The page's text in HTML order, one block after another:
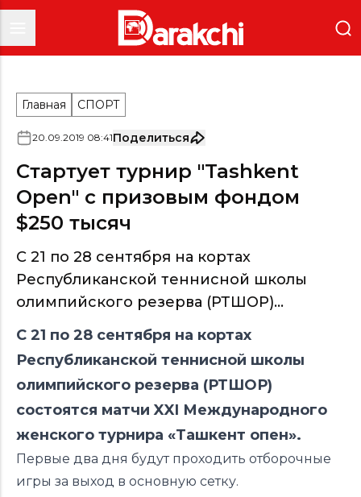
Главная СПОРТ
20.09.2019 08:41Поделиться
Стартует турнир "Tashkent
Open" с призовым фондом
$250 тысяч
С 21 по 28 сентября на кортах
Республиканской теннисной школы
олимпийского резерва (РТШОР)...
С 21 по 28 сентября на кортах
Республиканской теннисной школы
олимпийского резерва (РТШОР)
состоятся матчи XXI Международного
женского турнира «Ташкент опен».
Первые два дня будут проходить отборочные
игры за выход в основную сетку.